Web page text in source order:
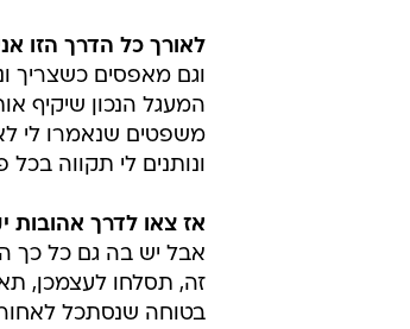
לאורך כל הדרך הזו
וגם מאפסים כשצריך
המעגל הנכון שיקיף
משפטים שנאמרו לי
ונותנים לי תקווה
אז צאו לדרך אהובות
אבל יש בה גם כל כך
זה, תסלחו לעצמכן,
בטוחה שנסתכל